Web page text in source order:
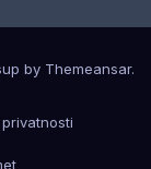
by Themeansar.